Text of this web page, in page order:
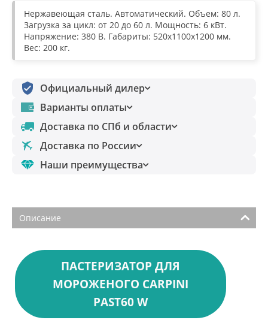
Нержавеющая сталь. Автоматический. Объем: 80 л.
Загрузка за цикл: от 20 до 60 л. Мощность: 6 кВт.
Напряжение: 380 В. Габариты: 520x1100x1200 мм.
Вес: 200 кг.
Официальный дилер
Варианты оплаты
Доставка по СПб и области
Доставка по России
Наши преимущества
Описание
ПАСТЕРИЗАТОР ДЛЯ
МОРОЖЕНОГО CARPINI
PAST60 W